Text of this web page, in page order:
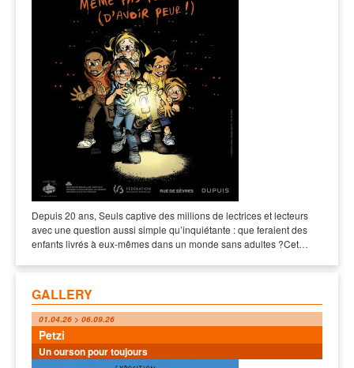
Depuis 20 ans, Seuls captive des millions de lectrices et lecteurs
avec une question aussi simple qu’inquiétante : que feraient des
enfants livrés à eux-mêmes dans un monde sans adultes ?Cet…
GALLERY
01.04.26 > 06.09.26
Petzi
Un ourson pour toujours